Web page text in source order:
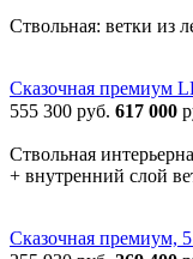
Ствольная: ветки из
Сказочная премиум
555 300 руб. 617 000
Ствольная
+ внутренний слой
Сказочная премиум,